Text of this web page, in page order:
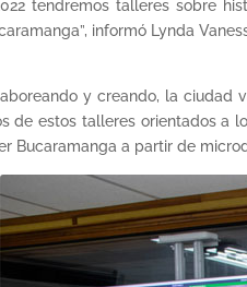
tendremos talleres sobre
informó Lynda
y creando, la
de estos talleres orientados a
Bucaramanga a partir de